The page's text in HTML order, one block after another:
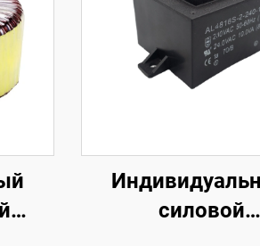
силовой